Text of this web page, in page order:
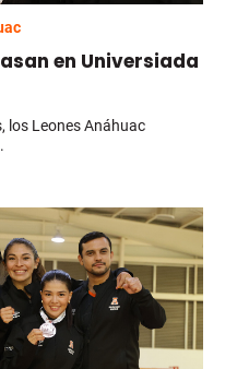
en Universiada
los Leones Anáhuac